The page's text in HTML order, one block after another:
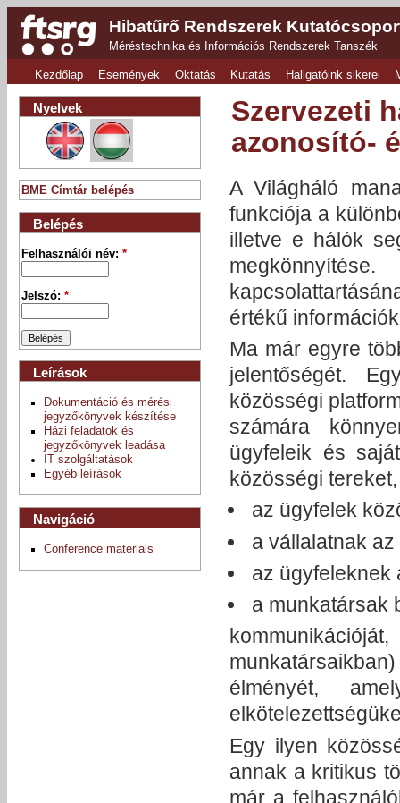
Hibatűrő Rendszerek
Méréstechnika és Információs Rendszerek Tanszék
Kezdőlap Események Oktatás Kutatás Hallgatóink sikerei
Szervezeti
azonosító-
A Világháló
funkciója a
illetve e hálók
értékű
Ma már egyre
jelentőségét.
közösségi
számára
ügyfeleik és
közösségi
az ügyfelek
a vállalatnak
az ügyfeleknek
a munkatársak
élményét,
Egy ilyen
annak a kritikus
már a
Nyelvek
BME Címtár belépés
Belépés
Felhasználói név:*
Jelszó:*
Leírások
Dokumentáció és mérési
jegyzőkönyvek készítése
Házi feladatok és
jegyzőkönyvek leadása
IT szolgáltatások
Egyéb leírások
Navigáció
Conference materials